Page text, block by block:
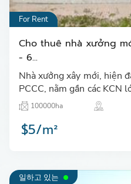
For Rent
Cho thuê nhà xưởng mới diện
- 6...
Nhà xưởng xây mới, hiện
PCCC, nằm gần các KCN
dân cư đông đúc, dễ tuyển
100000ha
$5/m²
일하고 있는